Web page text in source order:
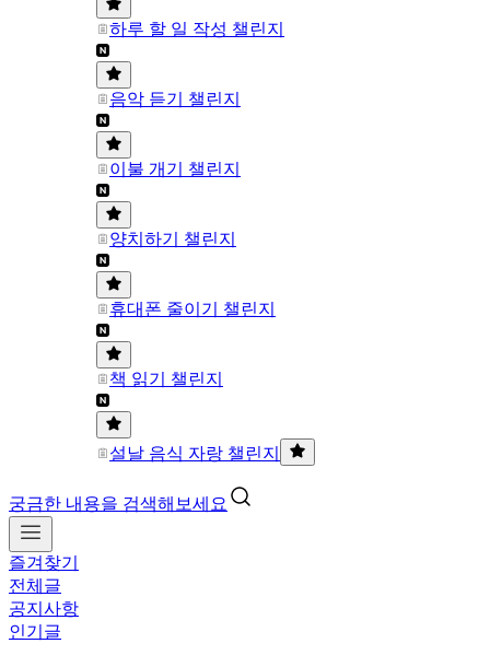
하루 할 일 작성 챌린지
음악 듣기 챌린지
이불 개기 챌린지
양치하기 챌린지
휴대폰 줄이기 챌린지
책 읽기 챌린지
설날 음식 자랑 챌린지
궁금한 내용을 검색해보세요
즐겨찾기
전체글
공지사항
인기글